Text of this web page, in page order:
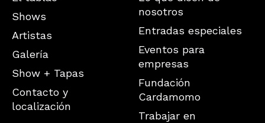
Shows
Artistas
Galería
Show + Tapas
Contacto y
localización
nosotros
Entradas especiales
Eventos para
empresas
Fundación
Cardamomo
Trabajar en